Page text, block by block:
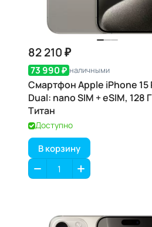
82 210 ₽
73 990 ₽ наличными
Смартфон Apple iPhone 15
Dual: nano SIM + eSIM, 128
Титан
Доступно
В корзину